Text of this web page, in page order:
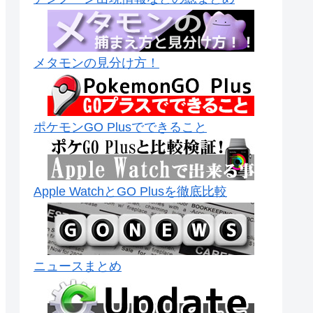
メタモンの見分け方！
ポケモンGO Plusでできること
Apple WatchとGO Plusを徹底比較
ニュースまとめ